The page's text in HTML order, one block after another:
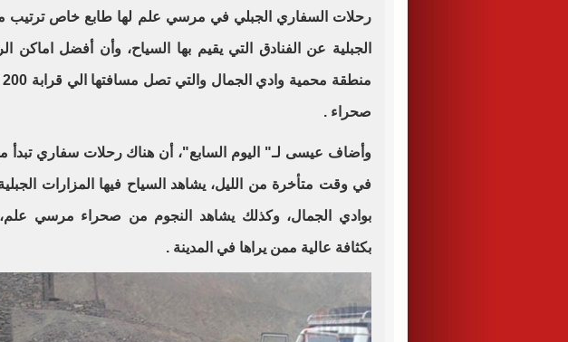
رحلات السفاري الجبلي في مرسي علم لها طابع خاص ترتيب
الجبلية عن الفنادق التي يقيم بها السياح، وأن أفضل اماكن
صحراء .
وأضاف عيسى لـ" اليوم السابع"، أن هناك رحلات سفاري تبدأ من
في وقت متأخرة من الليل، يشاهد السياح فيها المزارات
بوادي الجمال، وكذلك يشاهد النجوم من صحراء مرسي
بكثافة عالية ممن يراها في المدينة .